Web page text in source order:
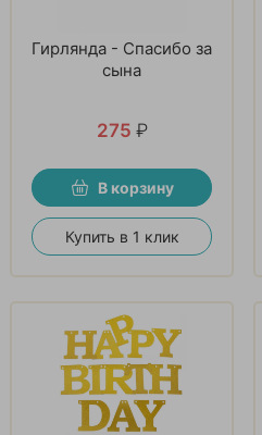
Гирлянда - Спасибо за
сына
275 ₽
В корзину
Купить в 1 клик